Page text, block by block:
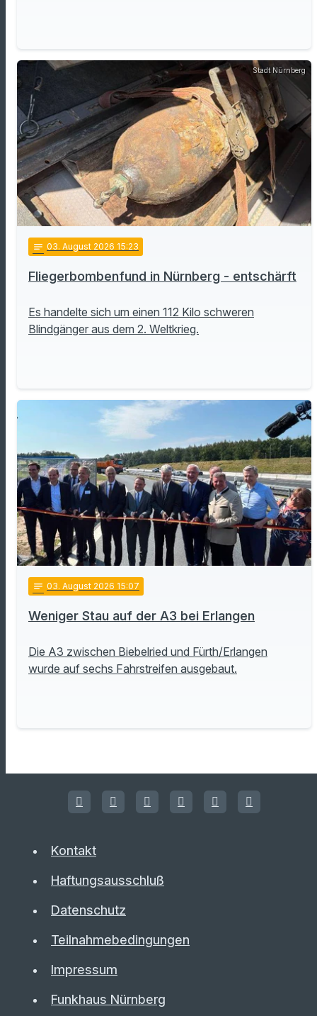
Stadt Nürnberg
notes 03. August 2026 15:23
Fliegerbombenfund in Nürnberg - entschärft
Es handelte sich um einen 112 Kilo schweren
Blindgänger aus dem 2. Weltkrieg.
notes 03. August 2026 15:07
Weniger Stau auf der A3 bei Erlangen
Die A3 zwischen Biebelried und Fürth/Erlangen
wurde auf sechs Fahrstreifen ausgebaut.
Kontakt
Haftungsausschluß
Datenschutz
Teilnahmebedingungen
Impressum
Funkhaus Nürnberg